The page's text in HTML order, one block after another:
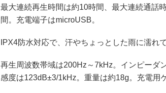
最大連続再生時間は約10時間、最大連続通話
間。充電端子はmicroUSB。
IPX4防水対応で、汗やちょっとした雨に濡れ
再生周波数帯域は200Hz～7kHz。インピーダ
感度は123dB±3/1kHz。重量は約18g。充電用